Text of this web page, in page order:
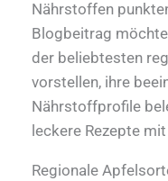
Nährstoffen
Blogbeitrag
der beliebtesten
vorstellen, ihre
Nährstoffprofile
leckere Rezepte
Regionale